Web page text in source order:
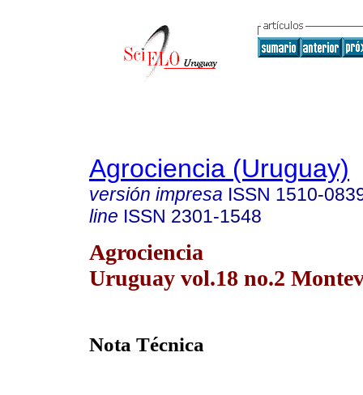
Agrociencia (Uruguay)
versión impresa ISSN 1510-
line ISSN 2301-1548
Agrociencia
Uruguay vol.18 no.2
Nota Técnica